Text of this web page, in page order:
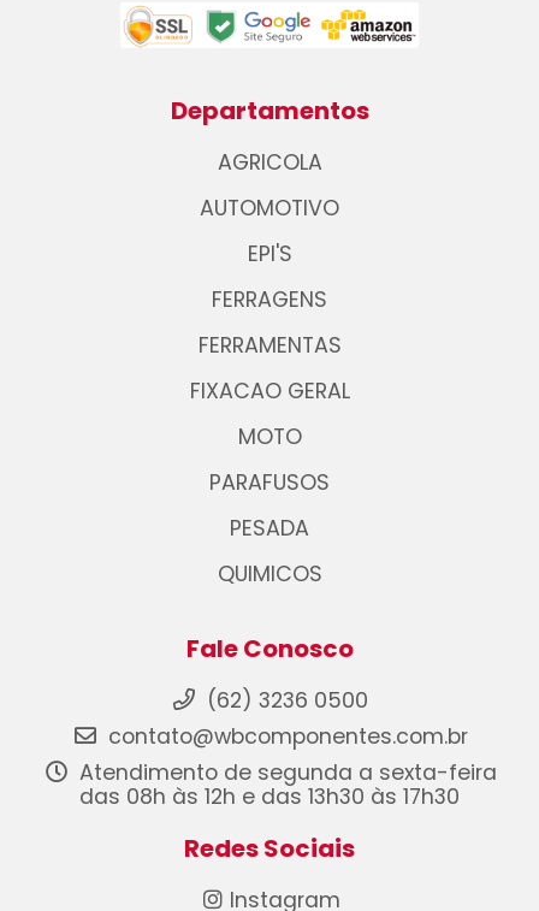
Departamentos
AGRICOLA
AUTOMOTIVO
EPI'S
FERRAGENS
FERRAMENTAS
FIXACAO GERAL
MOTO
PARAFUSOS
PESADA
QUIMICOS
Fale Conosco
(62) 3236 0500
contato@wbcomponentes.com.br
Atendimento de segunda a sexta-feira
das 08h às 12h e das 13h30 às 17h30
Redes Sociais
Instagram